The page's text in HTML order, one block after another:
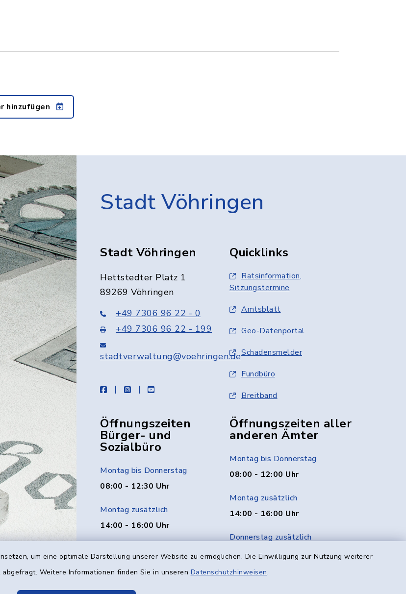
um eine optimale Darstellung unserer Website zu ermöglichen. Die Einwilligung zur Nutzung weiterer
Weitere Informationen finden Sie in unseren Datenschutzhinweisen.
hinzufügen
Stadt Vöhringen
Stadt Vöhringen
Hettstedter Platz 1
89269 Vöhringen
+49 7306 96 22 - 0
+49 7306 96 22 - 199
stadtverwaltung@voehringen.de
facebookinstagramyoutube
Quicklinks
Ratsinformation,
Sitzungstermine
Amtsblatt
Geo-Datenportal
Schadensmelder
Fundbüro
Breitband
Öffnungszeiten
Bürger- und
Sozialbüro
Montag bis Donnerstag
08:00 - 12:30 Uhr
Montag zusätzlich
14:00 - 16:00 Uhr
Freitag
Öffnungszeiten aller
anderen Ämter
Montag bis Donnerstag
08:00 - 12:00 Uhr
Montag zusätzlich
14:00 - 16:00 Uhr
Donnerstag zusätzlich
14:00 - 18:00 Uhr
Freitag